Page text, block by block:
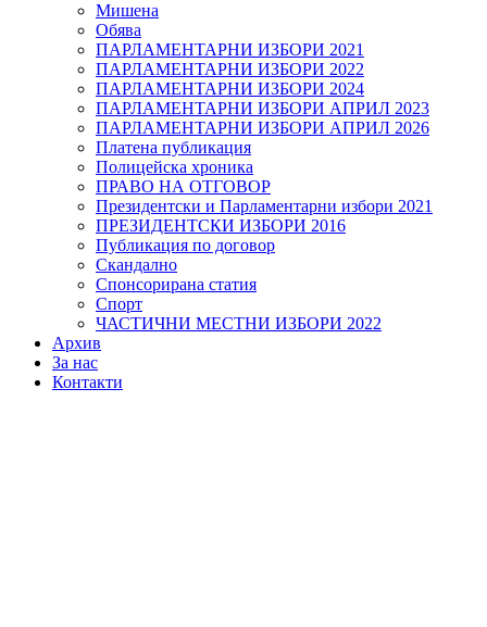
Мишена
Обява
ПАРЛАМЕНТАРНИ ИЗБОРИ 2021
ПАРЛАМЕНТАРНИ ИЗБОРИ 2022
ПАРЛАМЕНТАРНИ ИЗБОРИ 2024
ПАРЛАМЕНТАРНИ ИЗБОРИ АПРИЛ 2023
ПАРЛАМЕНТАРНИ ИЗБОРИ АПРИЛ 2026
Платена публикация
Полицейска хроника
ПРАВО НА ОТГОВОР
Президентски и Парламентарни избори 2021
ПРЕЗИДЕНТСКИ ИЗБОРИ 2016
Публикация по договор
Скандално
Спонсорирана статия
Спорт
ЧАСТИЧНИ МЕСТНИ ИЗБОРИ 2022
Архив
За нас
Контакти